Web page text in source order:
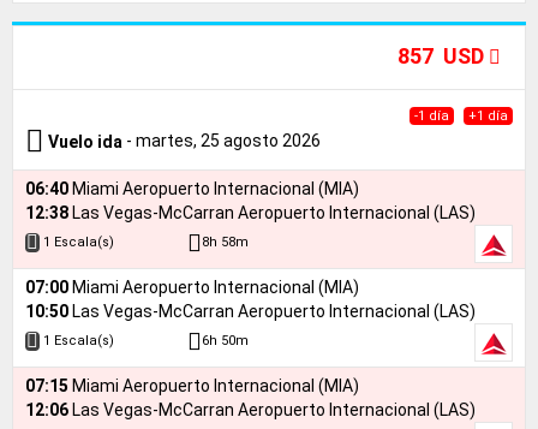
857 USD
-1 día +1 día
Vuelo ida - martes, 25 agosto 2026
06:40 Miami Aeropuerto Internacional (MIA)
12:38 Las Vegas-McCarran Aeropuerto Internacional (LAS)
1 Escala(s) 8h 58m
07:00 Miami Aeropuerto Internacional (MIA)
10:50 Las Vegas-McCarran Aeropuerto Internacional (LAS)
1 Escala(s) 6h 50m
07:15 Miami Aeropuerto Internacional (MIA)
12:06 Las Vegas-McCarran Aeropuerto Internacional (LAS)